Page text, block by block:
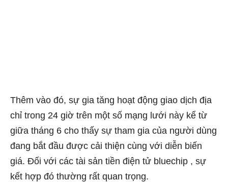
Thêm vào đó, sự gia tăng hoạt động giao dịch địa
chỉ trong 24 giờ trên một số mạng lưới này kể từ
giữa tháng 6 cho thấy sự tham gia của người dùng
đang bắt đầu được cải thiện cùng với diễn biến
giá. Đối với các tài sản tiền điện tử bluechip , sự
kết hợp đó thường rất quan trọng.